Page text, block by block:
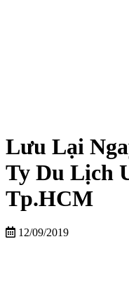
Lưu Lại
Ty Du Lịch
Tp.HCM
12/09/2019